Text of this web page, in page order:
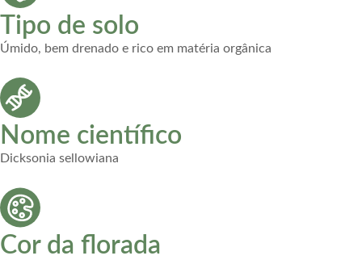
Tipo de solo
Úmido, bem drenado e rico em matéria orgânica
Nome científico
Dicksonia sellowiana
Cor da florada